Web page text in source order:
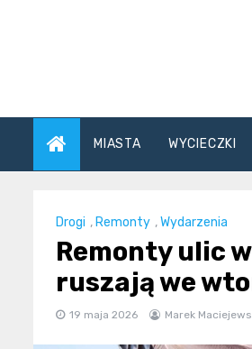
MIASTA WYCIECZKI
Drogi ,Remonty ,Wydarzenia
Remonty ulic
ruszają we
19 maja 2026 Marek